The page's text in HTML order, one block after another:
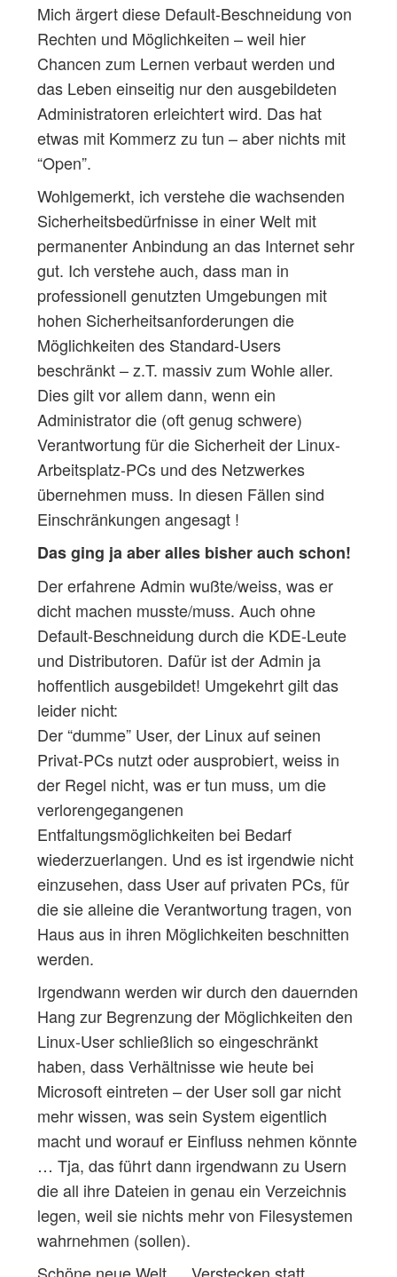
Mich ärgert diese Default-Beschneidung von
Rechten und Möglichkeiten – weil hier
Chancen zum Lernen verbaut werden und
das Leben einseitig nur den ausgebildeten
Administratoren erleichtert wird. Das hat
etwas mit Kommerz zu tun – aber nichts mit
“Open”.
Wohlgemerkt, ich verstehe die wachsenden
Sicherheitsbedürfnisse in einer Welt mit
permanenter Anbindung an das Internet sehr
gut. Ich verstehe auch, dass man in
professionell genutzten Umgebungen mit
hohen Sicherheitsanforderungen die
Möglichkeiten des Standard-Users
beschränkt – z.T. massiv zum Wohle aller.
Dies gilt vor allem dann, wenn ein
Administrator die (oft genug schwere)
Verantwortung für die Sicherheit der Linux-
Arbeitsplatz-PCs und des Netzwerkes
übernehmen muss. In diesen Fällen sind
Einschränkungen angesagt !
Das ging ja aber alles bisher auch schon!
Der erfahrene Admin wußte/weiss, was er
dicht machen musste/muss. Auch ohne
Default-Beschneidung durch die KDE-Leute
und Distributoren. Dafür ist der Admin ja
hoffentlich ausgebildet! Umgekehrt gilt das
leider nicht:
Der “dumme” User, der Linux auf seinen
Privat-PCs nutzt oder ausprobiert, weiss in
der Regel nicht, was er tun muss, um die
verlorengegangenen
Entfaltungsmöglichkeiten bei Bedarf
wiederzuerlangen. Und es ist irgendwie nicht
einzusehen, dass User auf privaten PCs, für
die sie alleine die Verantwortung tragen, von
Haus aus in ihren Möglichkeiten beschnitten
werden.
Irgendwann werden wir durch den dauernden
Hang zur Begrenzung der Möglichkeiten den
Linux-User schließlich so eingeschränkt
haben, dass Verhältnisse wie heute bei
Microsoft eintreten – der User soll gar nicht
mehr wissen, was sein System eigentlich
macht und worauf er Einfluss nehmen könnte
… Tja, das führt dann irgendwann zu Usern
die all ihre Dateien in genau ein Verzeichnis
legen, weil sie nichts mehr von Filesystemen
wahrnehmen (sollen).